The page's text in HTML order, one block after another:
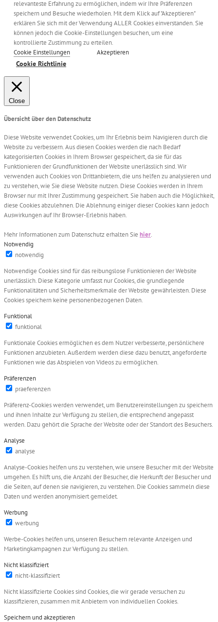
relevanteste Erfahrung zu ermöglichen, indem wir Ihre Präferenzen
speichern und Besuche wiederholen. Mit dem Klick auf "Akzeptieren"
erklären Sie sich mit der Verwendung ALLER Cookies einverstanden. Sie
können jedoch die Cookie-Einstellungen besuchen, um eine
kontrollierte Zustimmung zu erteilen.
Cookie Einstellungen
Akzeptieren
Cookie Richtlinie
Close
Übersicht über den Datenschutz
Diese Website verwendet Cookies, um Ihr Erlebnis beim Navigieren durch die
Website zu verbessern. Aus diesen Cookies werden die nach Bedarf
kategorisierten Cookies in Ihrem Browser gespeichert, da sie für das
Funktionieren der Grundfunktionen der Website unerlässlich sind. Wir
verwenden auch Cookies von Drittanbietern, die uns helfen zu analysieren und
zu verstehen, wie Sie diese Website nutzen. Diese Cookies werden in Ihrem
Browser nur mit Ihrer Zustimmung gespeichert. Sie haben auch die Möglichkeit,
diese Cookies abzulehnen. Die Ablehnung einiger dieser Cookies kann jedoch
Auswirkungen auf Ihr Browser-Erlebnis haben.
Mehr Informationen zum Datenschutz erhalten Sie hier.
Notwendig
notwendig
Notwendige Cookies sind für das reibungslose Funktionieren der Website
unerlässlich. Diese Kategorie umfasst nur Cookies, die grundlegende
Funktionalitäten und Sicherheitsmerkmale der Website gewährleisten. Diese
Cookies speichern keine personenbezogenen Daten.
Funktional
funktional
Funktionale Cookies ermöglichen es dem Nutzer verbesserte, persönlichere
Funktionen anzubieten. Außerdem werden diese dazu benutzt, angeforderte
Funktionen wie das Abspielen von Videos zu ermöglichen.
Präferenzen
praeferenzen
Präferenz-Cookies werden verwendet, um Benutzereinstellungen zu speichern
und ihnen Inhalte zur Verfügung zu stellen, die entsprechend angepasst
werden. Dazu gehört die Sprache der Website oder der Standort des Besuchers.
Analyse
analyse
Analyse-Cookies helfen uns zu verstehen, wie unsere Besucher mit der Website
umgehen. Es hilft uns, die Anzahl der Besucher, die Herkunft der Besucher und
die Seiten, auf denen sie navigieren, zu verstehen. Die Cookies sammeln diese
Daten und werden anonymisiert gemeldet.
Werbung
werbung
Werbe-Cookies helfen uns, unseren Besuchern relevante Anzeigen und
Marketingkampagnen zur Verfügung zu stellen.
Nicht klassifiziert
nicht-klassifiziert
Nicht klassifizierte Cookies sind Cookies, die wir gerade versuchen zu
klassifizieren, zusammen mit Anbietern von individuellen Cookies.
Speichern und akzeptieren